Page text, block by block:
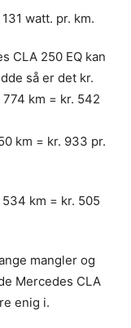
watt. pr. km.
CLA 250 EQ kan
så er det kr.
km = kr. 542
km = kr. 933 pr.
km = kr. 505
mangler og
Mercedes CLA
enig i.